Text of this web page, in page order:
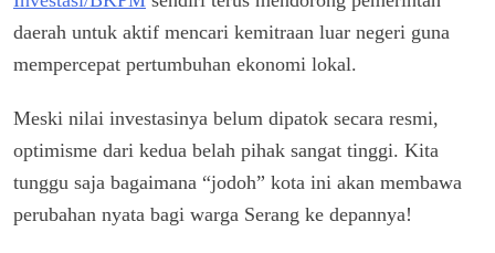
daerah untuk aktif mencari kemitraan luar negeri guna
mempercepat pertumbuhan ekonomi lokal.
Meski nilai investasinya belum dipatok secara resmi,
optimisme dari kedua belah pihak sangat tinggi. Kita
tunggu saja bagaimana “jodoh” kota ini akan membawa
perubahan nyata bagi warga Serang ke depannya!